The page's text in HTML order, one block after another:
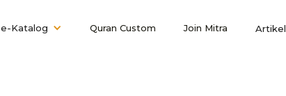
e-Katalog Quran Custom Join Mitra Artikel